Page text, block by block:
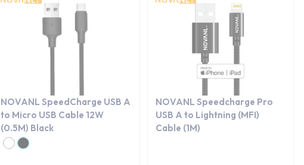
NOVANL SpeedCharge USB A
to Micro USB Cable 12W
(0.5M) Black
NOVANL Speedcharge Pro
USB A to Lightning (MFI)
Cable (1M)